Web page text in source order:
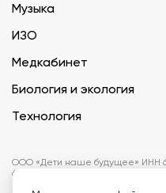
Музыка
ИЗО
Медкабинет
Биология и экология
Технология
ООО «Дети наше будущее» ИНН
667101001 БИК 046577674